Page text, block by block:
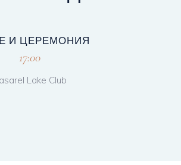
И ЦЕРЕМОНИЯ
17:00
Lake Club